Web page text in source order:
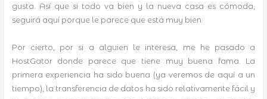
gusta. Así que si todo va bien y la nueva casa es cómoda,
seguirá aquí porque le parece que está muy bien.
Por cierto, por si a alguien le interesa, me he pasado a
HostGator donde parece que tiene muy buena fama. La
primera experiencia ha sido buena (ya veremos de aquí a un
tiempo), la transferencia de datos ha sido relativamente fácil y